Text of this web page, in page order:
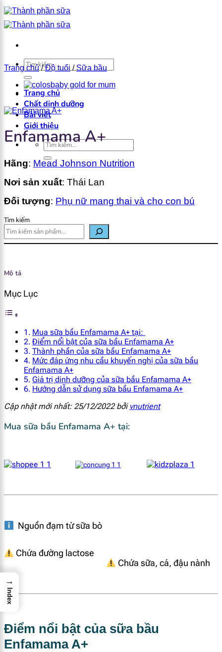
Bỏ
qua
nội
Tìm
kiếm:
Trang chủ
Chất dinh dưỡng
Bài viết
Giới thiệu
Tìm
kiếm:
Trang chủ / Độ tuổi / Sữa bầu
Enfamama A+
Hãng: Mead Johnson Nutrition
Nơi sản xuất: Thái Lan
Đối tượng: Phụ nữ mang thai và cho con bú
Tìm kiếm
Mô tả
Mục Lục
Mua sữa bầu Enfamama A+ tại:
Điểm nổi bật của sữa bầu Enfamama A+
Thành phần của sữa bầu Enfamama A+
Mức đáp ứng nhu cầu khuyến nghị của sữa bầu
Enfamama A+
Giá trị dinh dưỡng của sữa bầu Enfamama A+
Hướng dẫn sử dụng sữa bầu Enfamama A+
Cập nhật mới nhất: 25/12/2022 bởi vnutrient
Mua sữa bầu Enfamama A+ tại:
Nguồn đạm từ sữa bò
Chứa đường lactose
Chứa sữa, cá, đậu nành
Điểm nổi bật của sữa bầu
Enfamama A+
→
Index